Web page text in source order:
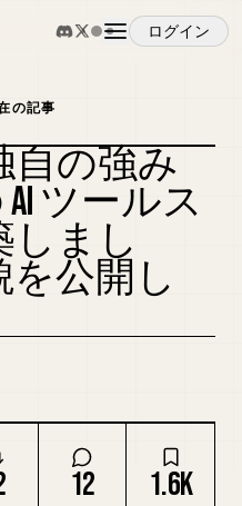
ログイン
の記事
カバーをリミックス
自の強み
ツールス
しまし
公開し
12 1.6K